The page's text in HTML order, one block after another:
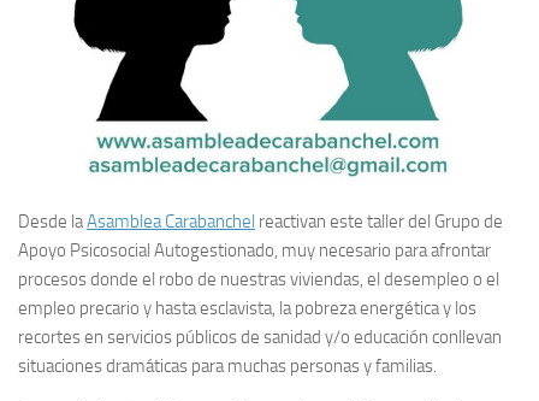
Desde laAsamblea Carabanchel reactivan este taller del Grupo de
Apoyo Psicosocial Autogestionado, muy necesario para afrontar
procesos donde el robo de nuestras viviendas, el desempleo o el
empleo precario y hasta esclavista, la pobreza energética y los
recortes en servicios públicos de sanidad y/o educación conllevan
situaciones dramáticas para muchas personas y familias.